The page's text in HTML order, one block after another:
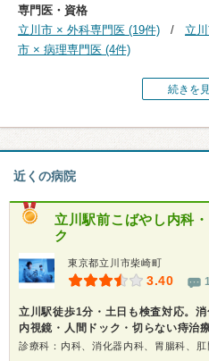
専門医・資格
立川市 × 外科専門医 (19件)
立
市 × 病理専門医 (4件)
続きを
近くの病院
立川駅前こばやし内科
ク
東京都立川市柴崎町
3.40
立川駅徒歩1分・土日も検査対応。
内視鏡・人間ドック・切らない痔治療